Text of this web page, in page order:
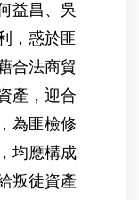
益昌、吳
，惑於匪
合法商貿
產，迎合
為匪檢修
均應構成
叛徒資產